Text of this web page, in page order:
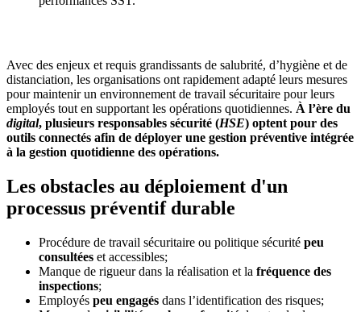
Avec des enjeux et requis grandissants de salubrité, d’hygiène et de
distanciation, les organisations ont rapidement adapté leurs mesures
pour maintenir un environnement de travail sécuritaire pour leurs
employés tout en supportant les opérations quotidiennes. À l’ère du
digital, plusieurs responsables sécurité (HSE) optent pour des
outils connectés afin de déployer une gestion préventive intégrée
à la gestion quotidienne des opérations.
Les obstacles au déploiement d'un
processus préventif durable
Procédure de travail sécuritaire ou politique sécurité peu
consultées et accessibles;
Manque de rigueur dans la réalisation et la fréquence des
inspections;
Employés peu engagés dans l’identification des risques;